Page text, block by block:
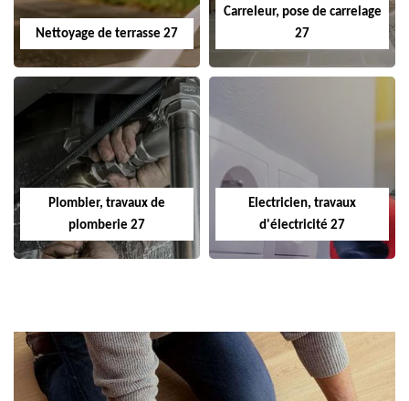
Nettoyage de terrasse 27
Carreleur, pose de carrelage
27
Plombier, travaux de
plomberie 27
Electricien, travaux
d'électricité 27